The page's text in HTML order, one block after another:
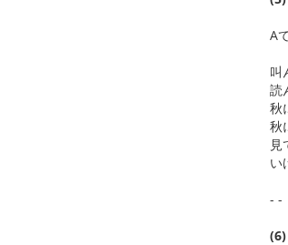
A
叫
読
秋
秋
見
い
- -